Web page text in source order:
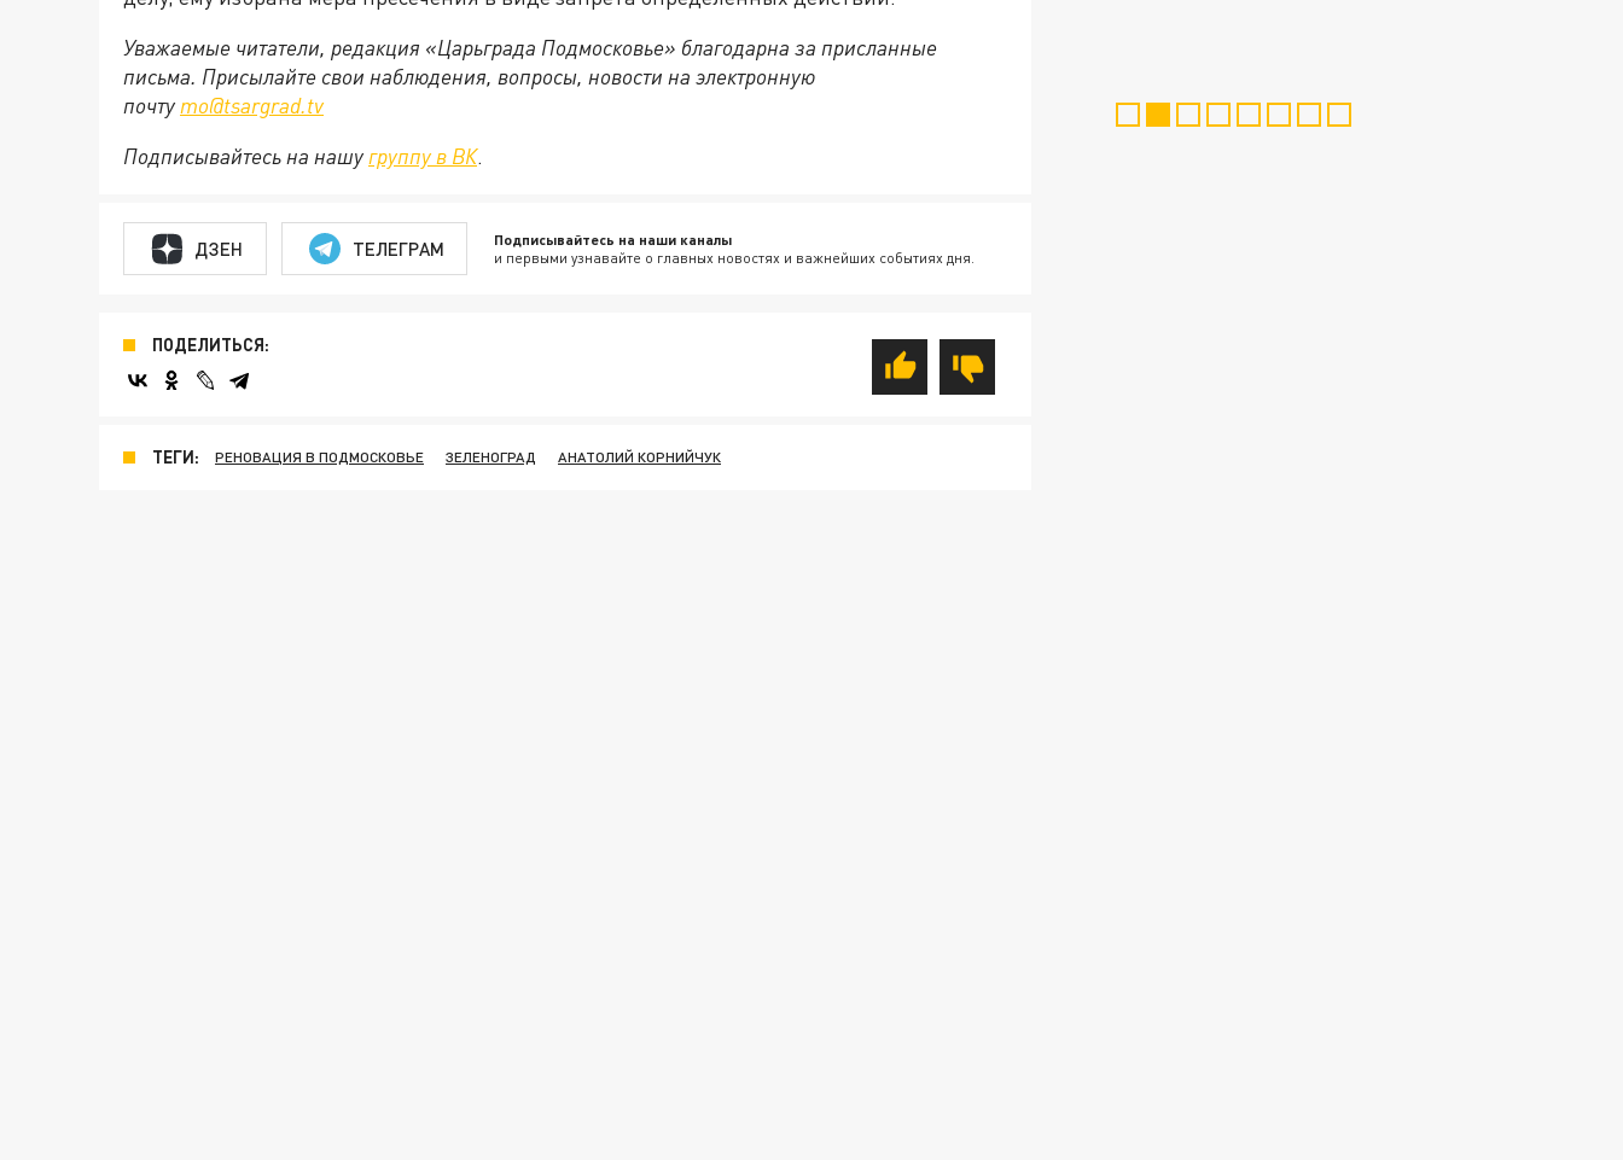
Уважаемые читатели, редакция «Царьграда Подмосковье» благодарна за присланные
письма. Присылайте свои наблюдения, вопросы, новости на электронную
почту mo@tsargrad.tv
Подписывайтесь на нашу группу в ВК.
ДЗЕН ТЕЛЕГРАМ Подписывайтесь на наши каналы
и первыми узнавайте о главных новостях и важнейших событиях дня.
ПОДЕЛИТЬСЯ:
ТЕГИ: РЕНОВАЦИЯ В ПОДМОСКОВЬЕ ЗЕЛЕНОГРАД АНАТОЛИЙ КОРНИЙЧУК